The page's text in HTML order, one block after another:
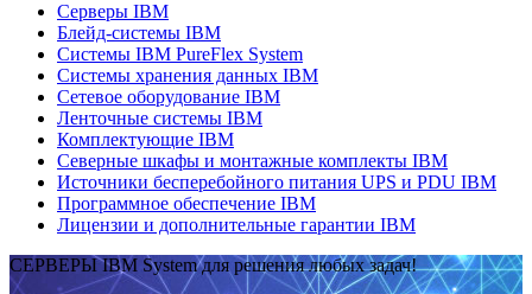
Серверы IBM
Блейд-системы IBM
Системы IBM PureFlex System
Системы хранения данных IBM
Сетевое оборудование IBM
Ленточные системы IBM
Комплектующие IBM
Северные шкафы и монтажные комплекты IBM
Источники бесперебойного питания UPS и PDU IBM
Программное обеспечение IBM
Лицензии и дополнительные гарантии IBM
СЕРВЕРЫ IBM System для решения любых задач!